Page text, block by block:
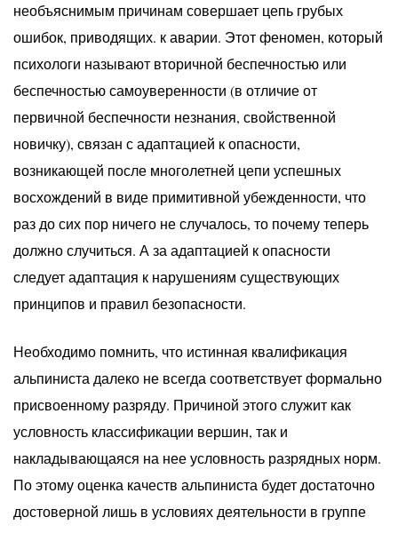
необъяснимым причинам совершает цепь грубых
ошибок, приводящих. к аварии. Этот феномен, который
психологи называют вторичной беспечностью или
беспечностью самоуверенности (в отличие от
первичной беспечности незнания, свойственной
новичку), связан с адаптацией к опасности,
возникающей после многолетней цепи успешных
восхождений в виде примитивной убежденности, что
раз до сих пор ничего не случалось, то почему теперь
должно случиться. А за адаптацией к опасности
следует адаптация к нарушениям существующих
принципов и правил безопасности.
Необходимо помнить, что истинная квалификация
альпиниста далеко не всегда соответствует формально
присвоенному разряду. Причиной этого служит как
условность классификации вершин, так и
накладывающаяся на нее условность разрядных норм.
По этому оценка качеств альпиниста будет достаточно
достоверной лишь в условиях деятельности в группе